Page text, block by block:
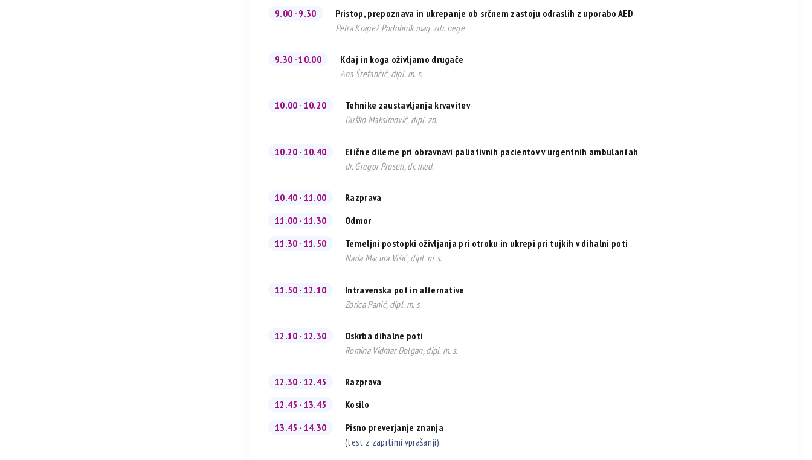
9.00 - 9.30
Pristop, prepoznava in ukrepanje ob srčnem zastoju odraslih z uporabo AED
Petra Krapež Podobnik mag. zdr. nege
9.30 - 10.00
Kdaj in koga oživljamo drugače
Ana Štefančič, dipl. m. s.
10.00 - 10.20
Tehnike zaustavljanja krvavitev
Duško Maksimovič, dipl. zn.
10.20 - 10.40
Etične dileme pri obravnavi paliativnih pacientov v urgentnih ambulantah
dr. Gregor Prosen, dr. med.
10.40 - 11.00
Razprava
11.00 - 11.30
Odmor
11.30 - 11.50
Temeljni postopki oživljanja pri otroku in ukrepi pri tujkih v dihalni poti
Nada Macura Višić, dipl. m. s.
11.50 - 12.10
Intravenska pot in alternative
Zorica Panić, dipl. m. s.
12.10 - 12.30
Oskrba dihalne poti
Romina Vidmar Dolgan, dipl. m. s.
12.30 - 12.45
Razprava
12.45 - 13.45
Kosilo
13.45 - 14.30
Pisno preverjanje znanja
(test z zaprtimi vprašanji)